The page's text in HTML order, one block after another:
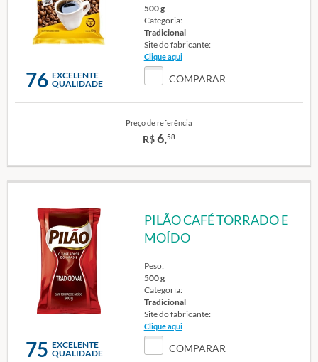
76 EXCELENTE
QUALIDADE
500 g
Categoria:
Tradicional
Site do fabricante:
Clique aqui
COMPARAR
Preço de referência
R$6,58
75 EXCELENTE
QUALIDADE
PILÃO CAFÉ TORRADO E
MOÍDO
Peso:
500 g
Categoria:
Tradicional
Site do fabricante:
Clique aqui
COMPARAR